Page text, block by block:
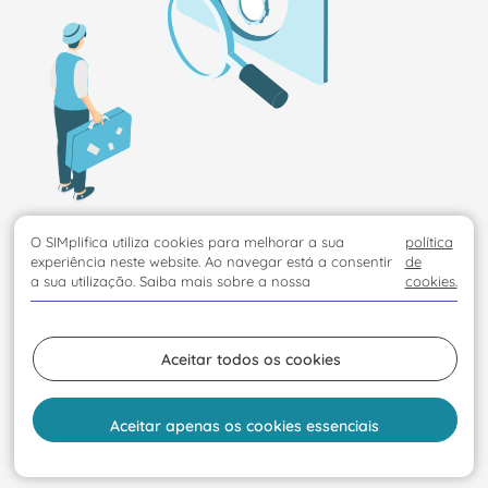
O SIMplifica utiliza cookies para melhorar a sua
experiência neste website. Ao navegar está a consentir
a sua utilização. Saiba mais sobre a nossa
política
de
cookies.
Aceitar todos os cookies
Aceitar apenas os cookies essenciais